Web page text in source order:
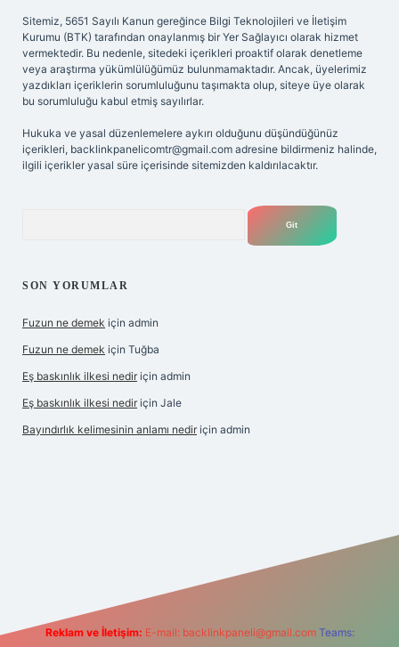
Sitemiz, 5651 Sayılı Kanun gereğince Bilgi Teknolojileri ve İletişim
Kurumu (BTK) tarafından onaylanmış bir Yer Sağlayıcı olarak hizmet
vermektedir. Bu nedenle, sitedeki içerikleri proaktif olarak denetleme
veya araştırma yükümlülüğümüz bulunmamaktadır. Ancak, üyelerimiz
yazdıkları içeriklerin sorumluluğunu taşımakta olup, siteye üye olarak
bu sorumluluğu kabul etmiş sayılırlar.
Hukuka ve yasal düzenlemelere aykırı olduğunu düşündüğünüz
içerikleri, backlinkpanelicomtr@gmail.com adresine bildirmeniz halinde,
ilgili içerikler yasal süre içerisinde sitemizden kaldırılacaktır.
SON YORUMLAR
Fuzun ne demek için admin
Fuzun ne demek için Tuğba
Eş baskınlık ilkesi nedir için admin
Eş baskınlık ilkesi nedir için Jale
Bayındırlık kelimesinin anlamı nedir için admin
Reklam ve İletişim: E-mail: backlinkpaneli@gmail.com Teams: